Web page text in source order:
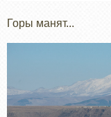
Горы манят...